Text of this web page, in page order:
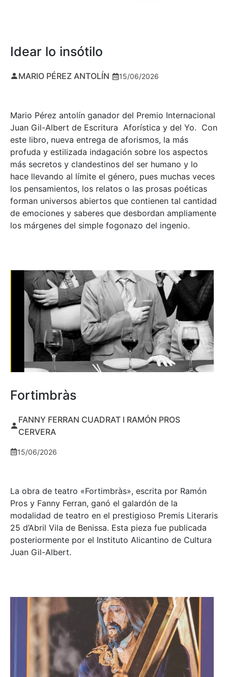
Idear lo insótilo
MARIO PÉREZ ANTOLÍN 15/06/2026
Mario Pérez antolín ganador del Premio Internacional
Juan Gil-Albert de Escritura Aforística y del Yo. Con
este libro, nueva entrega de aforismos, la más
profuda y estilizada indagación sobre los aspectos
más secretos y clandestinos del ser humano y lo
hace llevando al límite el género, pues muchas veces
los pensamientos, los relatos o las prosas poéticas
forman universos abiertos que contienen tal cantidad
de emociones y saberes que desbordan ampliamente
los márgenes del simple fogonazo del ingenio.
Fortimbràs
FANNY FERRAN CUADRAT I RAMÓN PROS
CERVERA
15/06/2026
La obra de teatro «Fortimbràs», escrita por Ramón
Pros y Fanny Ferran, ganó el galardón de la
modalidad de teatro en el prestigioso Premis Literaris
25 d’Abril Vila de Benissa. Esta pieza fue publicada
posteriormente por el Instituto Alicantino de Cultura
Juan Gil-Albert.